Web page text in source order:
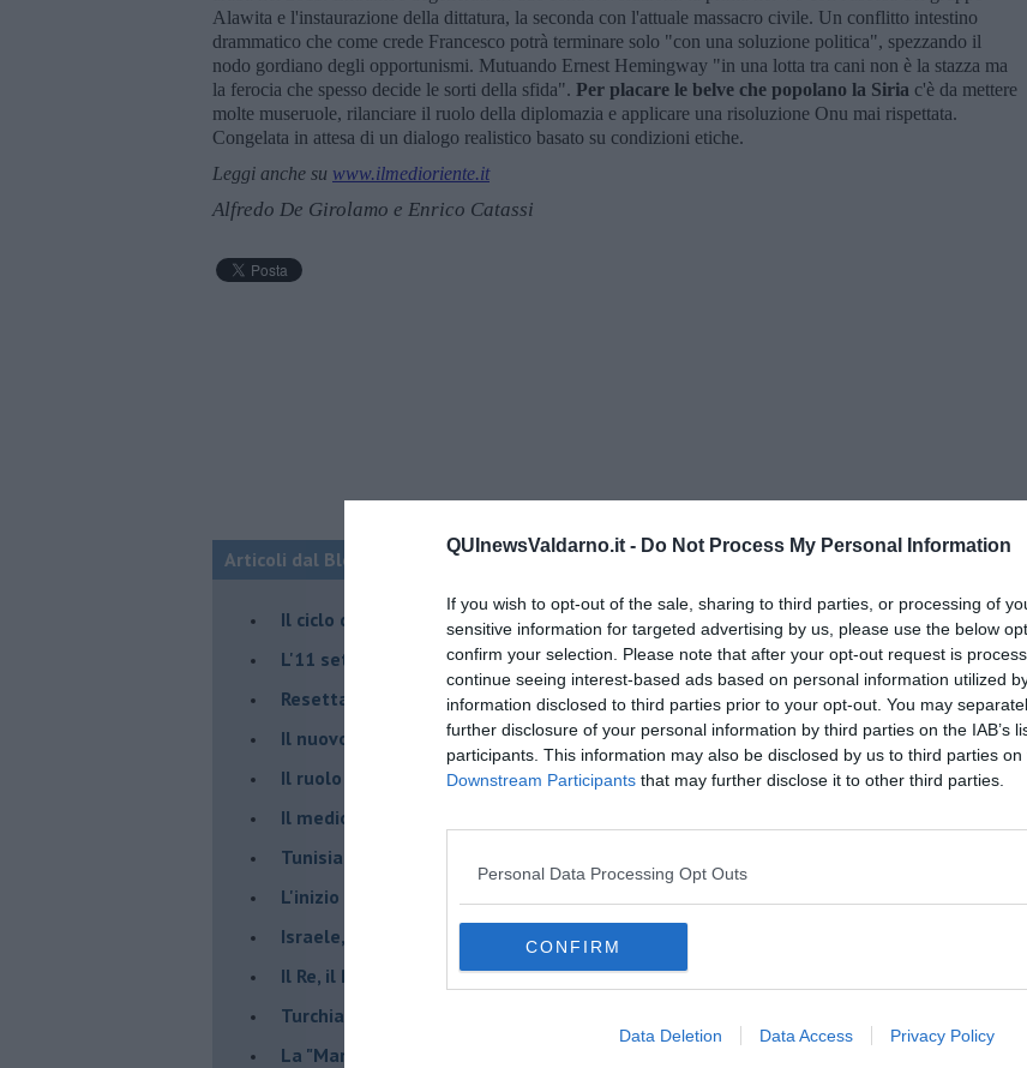
QUInewsValdarno.it - Do Not Process My Personal Information
If you wish to opt-out of the sale, sharing to third parties, or processing of
sensitive information for targeted advertising by us, please use the below
confirm your selection. Please note that after your opt-out request is
continue seeing interest-based ads based on personal information utilized
information disclosed to third parties prior to your opt-out. You may
further disclosure of your personal information by third parties on the IAB’s
participants. This information may also be disclosed by us to third parties on
Downstream Participants that may further disclose it to other third parties.
Personal Data Processing Opt Outs
CONFIRM
Data Deletion Data Access Privacy Policy
Alawita e l'instaurazione della dittatura, la seconda con l'attuale massacro civile. Un conflitto intestino
drammatico che come crede Francesco potrà terminare solo "con una soluzione politica", spezzando il
nodo gordiano degli opportunismi. Mutuando Ernest Hemingway "in una lotta tra cani non è la stazza ma
la ferocia che spesso decide le sorti della sfida". Per placare le belve che popolano la Siria c'è da mettere
molte museruole, rilanciare il ruolo della diplomazia e applicare una risoluzione Onu mai rispettata.
Congelata in attesa di un dialogo realistico basato su condizioni etiche.
Leggi anche su www.ilmedioriente.it
Alfredo De Girolamo e Enrico Catassi
Articoli dal Blog “Fauda e balagan” di Alfredo De Girolamo e Enrico Catassi
Il ciclo della violenza in Medioriente
L'11 settembre di Israele è iniziato il 7 ottobre 2023
Resettare l’era di Netanyahu
​Il nuovo corso dell’era di Erdogan
Il ruolo delle diplomazie nei conflitti
Il medioriente di Silvio
Tunisia rischiosa e strategica per l'Italia
L'inizio del “secolo della Turchia”
Israele, deciderà il borsone della spesa
Il Re, il Primo Ministro, il Sindaco e la Brexit
Turchia al voto, Erdogan in bilico
La "Marcia dei vivi" per non dimenticare